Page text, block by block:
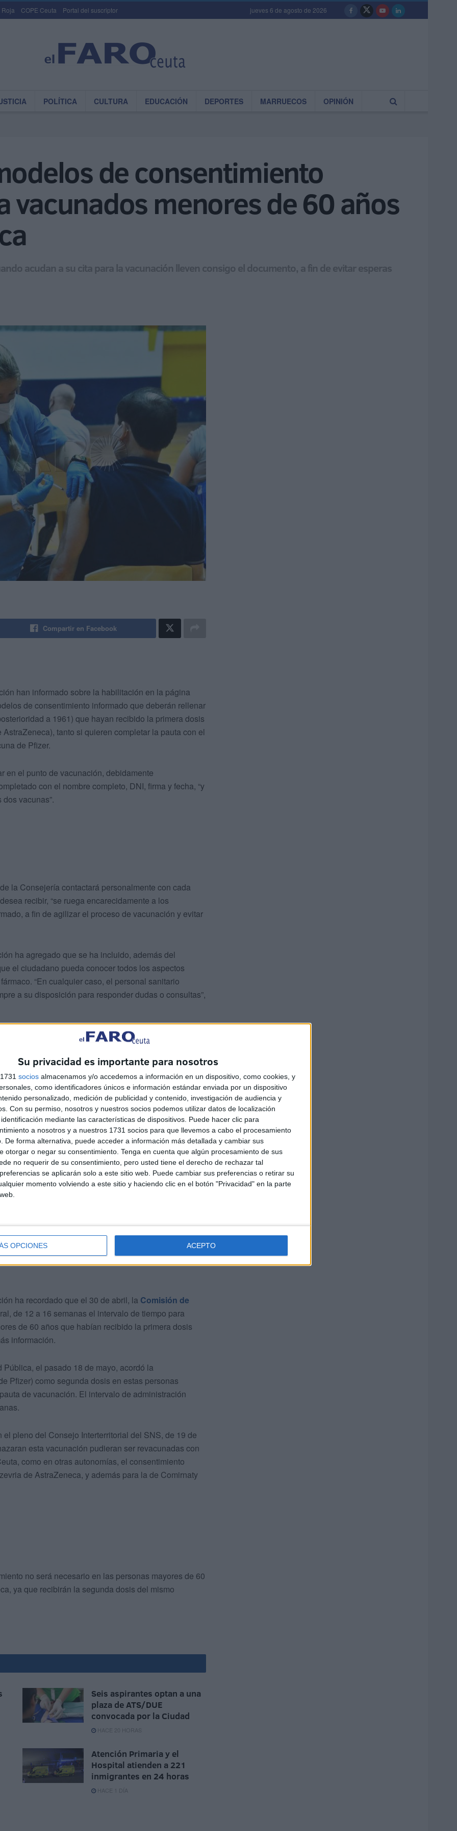
Su privacidad es importante para nosotros
socios almacenamos y/o accedemos a información en un dispositivo, como cookies, y
como identificadores únicos e información estándar enviada por un dispositivo
personalizado, medición de publicidad y contenido, investigación de audiencia y
Con su permiso, nosotros y nuestros socios podemos utilizar datos de localización
mediante las características de dispositivos. Puede hacer clic para
a nosotros y a nuestros 1731 socios para que llevemos a cabo el procesamiento
De forma alternativa, puede acceder a información más detallada y cambiar sus
otorgar o negar su consentimiento. Tenga en cuenta que algún procesamiento de sus
no requerir de su consentimiento, pero usted tiene el derecho de rechazar tal
se aplicarán solo a este sitio web. Puede cambiar sus preferencias o retirar su
momento volviendo a este sitio y haciendo clic en el botón "Privacidad" en la parte
OPCIONES ACEPTO
Roja COPE Ceuta Portal del suscriptor jueves 6 de agosto de 2026
POLÍTICA CULTURA EDUCACIÓN DEPORTES MARRUECOS OPINIÓN
de consentimiento
vacunados menores de 60 años
acudan a su cita para la vacunación lleven consigo el documento, a fin de evitar esperas
Compartir en Facebook
han informado sobre la habilitación en la página
de consentimiento informado que deberán rellenar
a 1961) que hayan recibido la primera dosis
tanto si quieren completar la pauta con el
de Pfizer.
en el punto de vacunación, debidamente
con el nombre completo, DNI, firma y fecha, “y
vacunas”.
la Consejería contactará personalmente con cada
recibir, “se ruega encarecidamente a los
a fin de agilizar el proceso de vacunación y evitar
ha agregado que se ha incluido, además del
el ciudadano pueda conocer todos los aspectos
“En cualquier caso, el personal sanitario
a su disposición para responder dudas o consultas”,
9.000 personas con AstraZeneca, y de ellas,
consentimiento informado por ser menores de 60 años,
colectivos esenciales de la Estrategia Nacional de
a administrar las segundas dosis a estos
destacado que los mayores de 60 años que la
con AstraZeneca
vacunación con Vaxzevria
ha recordado que el 30 de abril, la Comisión de
de 12 a 16 semanas el intervalo de tiempo para
de 60 años que habían recibido la primera dosis
información.
el pasado 18 de mayo, acordó la
Pfizer) como segunda dosis en estas personas
de vacunación. El intervalo de administración
pleno del Consejo Interterritorial del SNS, de 19 de
esta vacunación pudieran ser revacunadas con
como en otras autonomías, el consentimiento
de AstraZeneca, y además para la de Comirnaty
no será necesario en las personas mayores de 60
ya que recibirán la segunda dosis del mismo
Seis aspirantes optan a una
plaza de ATS/DUE
convocada por la Ciudad
HACE 20 HORAS
Atención Primaria y el
Hospital atienden a 221
inmigrantes en 24 horas
HACE 1 DÍA